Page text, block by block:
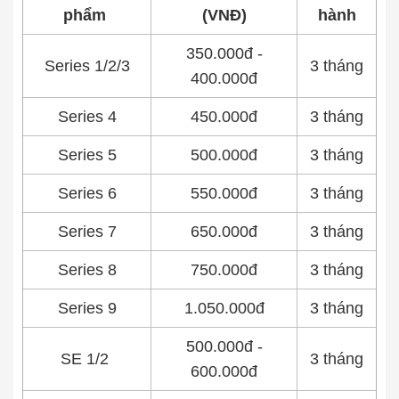
Vỏ iPhone Vỏ Samsung Vỏ Xiaomi Vỏ Oppo
phẩm
(VNĐ)
hành
Series 1/2/3
350.000đ -
400.000đ
3 tháng
Series 4 450.000đ 3 tháng
Series 5 500.000đ 3 tháng
Series 6 550.000đ 3 tháng
Series 7 650.000đ 3 tháng
Series 8 750.000đ 3 tháng
Series 9 1.050.000đ 3 tháng
SE 1/2
500.000đ -
600.000đ
3 tháng